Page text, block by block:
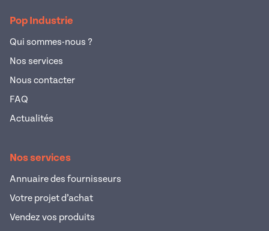
Pop Industrie
Qui sommes-nous ?
Nos services
Nous contacter
FAQ
Actualités
Nos services
Annuaire des fournisseurs
Votre projet d’achat
Vendez vos produits